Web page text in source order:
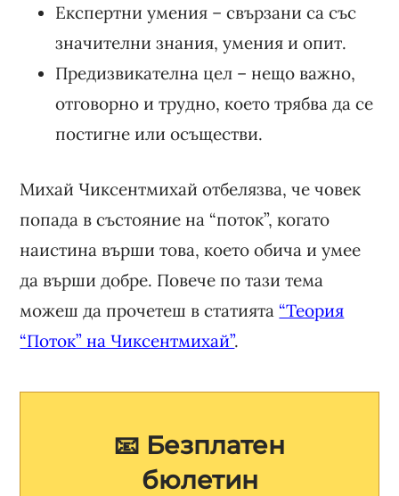
Експертни умения – свързани са със
значителни знания, умения и опит.
Предизвикателна цел – нещо важно,
отговорно и трудно, което трябва да се
постигне или осъществи.
Михай Чиксентмихай отбелязва, че човек
попада в състояние на “поток”, когато
наистина върши това, което обича и умее
да върши добре. Повече по тази тема
можеш да прочетеш в статията “Теория
“Поток” на Чиксентмихай”.
📧 Безплатен
бюлетин